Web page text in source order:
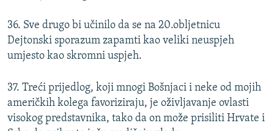
36. Sve drugo bi učinilo da se na 20.obljetnicu
Dejtonski sporazum zapamti kao veliki neuspjeh
umjesto kao skromni uspjeh.
37. Treći prijedlog, koji mnogi Bošnjaci i neke od mojih
američkih kolega favoriziraju, je oživljavanje ovlasti
visokog predstavnika, tako da on može prisiliti Hrvate i